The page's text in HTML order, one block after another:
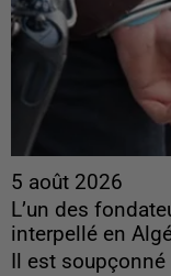
5 août 2026
L’un des
interpellé en
Il est